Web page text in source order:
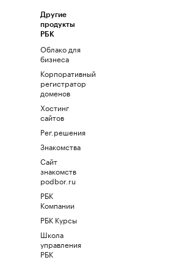
Другие
продукты
РБК
Облако для
бизнеса
Корпоративный
регистратор
доменов
Хостинг
сайтов
Рег.решения
Знакомства
Сайт
знакомств
podbor.ru
РБК
Компании
РБК Курсы
Школа
управления
РБК